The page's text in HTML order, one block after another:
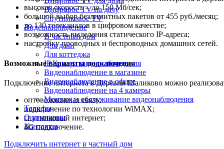
Цифровое TV на дачу
Спутниковое TV
Видеонаблюдение
В частный дом
Для дачи
Для коттеджа
IP Камера видеонаблюдения
Видеонаблюдение в магазине
Видеонаблюдение в офисе
Видеонаблюдение на 4 камеры
Монтаж и обслуживание видеонаблюдения
Тарифы
О компании
Контакты
высокая скорость – до 150 Мб/сек;
большой выбор безлимитных пакетов от 455 руб./месяц;
до 130 телеканалов в цифровом качестве;
возможность выделения статического IP-адреса;
настройку проводных и беспроводных домашних сетей.
Возможные варианты подключения
Подключение интернета в Деревня Шаликово можно
оптоволоконная связь;
подключение по технологии WiMAX;
спутниковый интернет;
4G подключение.
Подключить интернет в частный дом